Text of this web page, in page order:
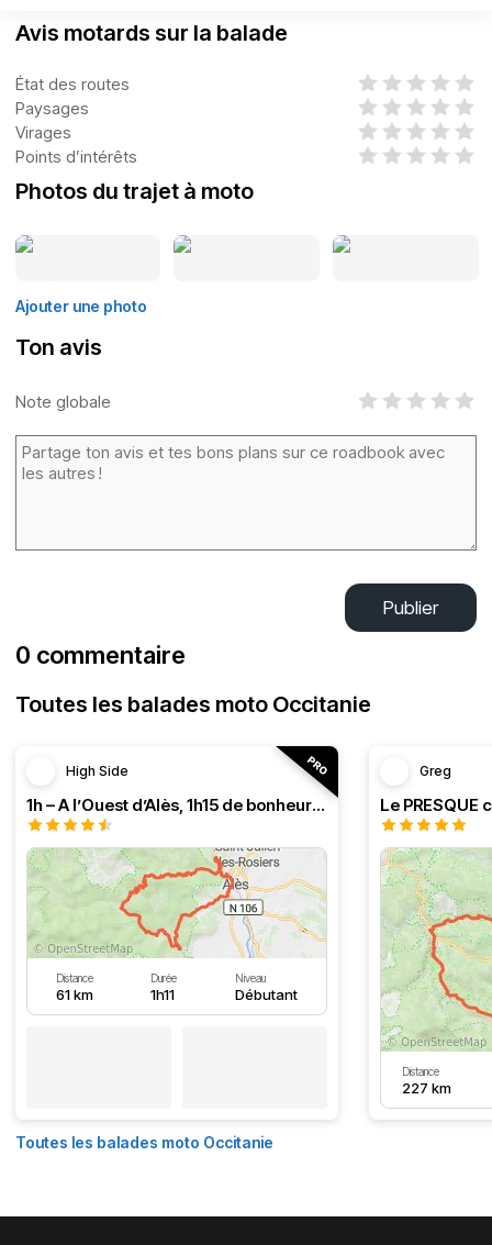
Avis motards sur la balade
État des routes
Paysages
Virages
Points d’intérêts
Photos du trajet à moto
Ajouter une photo
Ton avis
Note globale
Publier
0 commentaire
Toutes les balades moto Occitanie
High Side
1h – A l’Ouest d’Alès, 1h15 de bonheur (HSRF23)
Distance
61 km
Durée
1h11
Niveau
Débutant
Greg
Distance
227 km
Toutes les balades moto Occitanie